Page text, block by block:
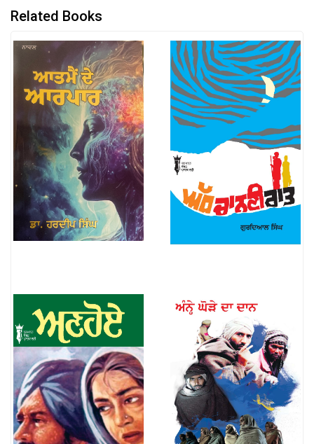
Related Books